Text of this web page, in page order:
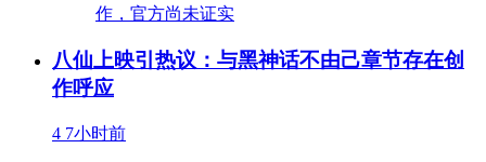
八仙上映引热议：与黑神话不由己章节存在创
作呼应
4 7小时前